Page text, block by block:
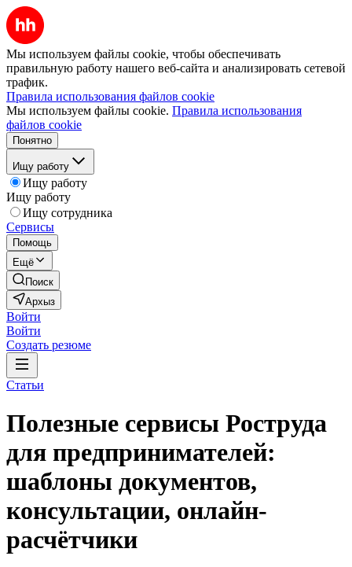
Мы используем файлы cookie, чтобы обеспечивать
правильную работу нашего веб-сайта и анализировать сетевой
трафик.
Правила использования файлов cookie
Мы используем файлы cookie. Правила использования
файлов cookie
Понятно
Ищу работу
Ищу работу
Ищу работу
Ищу сотрудника
Сервисы
Помощь
Ещё
Поиск
Архыз
Войти
Войти
Создать резюме
Статьи
Полезные сервисы Роструда
для предпринимателей:
шаблоны документов,
консультации, онлайн-
расчётчики